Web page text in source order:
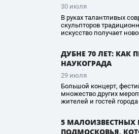
30 июля
В руках талантливых
скульпторов
искусство получает
ДУБНЕ 70 ЛЕТ: КАК
НАУКОГРАДА
29 июля
Большой концерт,
множество других
жителей и гостей города
5 МАЛОИЗВЕСТНЫХ
ПОДМОСКОВЬЯ,